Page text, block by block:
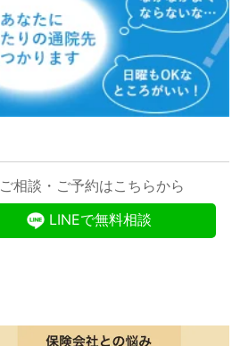
ご相談・ご予約はこちらから
LINEで無料相談